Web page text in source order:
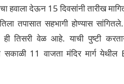
हवाला देऊन 15 दिवसांनी तारीख
तपासात सहभागी होण्यास
ही तिसरी वेळ आहे. याची पुष्टी
11 वाजता मंदिर मार्ग येथील